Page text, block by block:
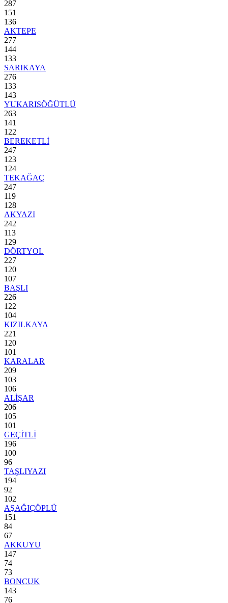
287
151
136
AKTEPE
277
144
133
SARIKAYA
276
133
143
YUKARISÖĞÜTLÜ
263
141
122
BEREKETLİ
247
123
124
TEKAĞAÇ
247
119
128
AKYAZI
242
113
129
DÖRTYOL
227
120
107
BAŞLI
226
122
104
KIZILKAYA
221
120
101
KARALAR
209
103
106
ALİŞAR
206
105
101
GEÇİTLİ
196
100
96
TAŞLIYAZI
194
92
102
AŞAĞIÇÖPLÜ
151
84
67
AKKUYU
147
74
73
BONCUK
143
76